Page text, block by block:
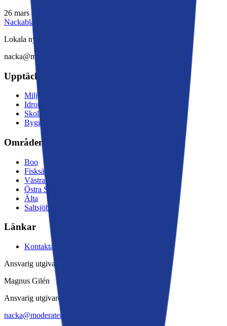
26 mars 2026
Nackabladet
Lokala nyheter från Nacka
nacka@moderaterna.se
Upptäck mer
Miljö och natur
Idrott och kultur
Skola och välfärd
Byggnation och trafik
Områden
Boo
Fisksätra
Västra Sicklaön
Östra Sicklaön
Älta
Saltsjöbaden
Länkar
Kontakta oss
Ansvarig utgivare
Magnus Gilén
Ansvarig utgivare
nacka@moderaterna.se